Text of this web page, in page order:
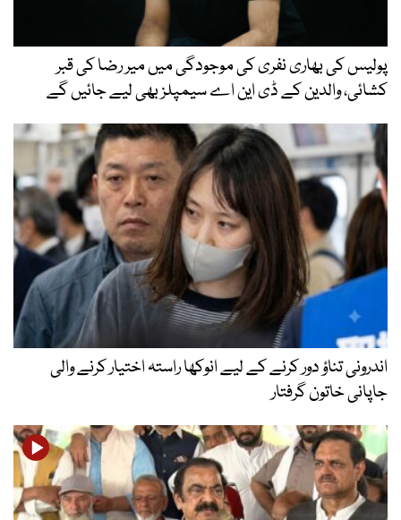
پولیس کی بھاری نفری کی موجودگی میں میر رضا کی قبر
کشائی، والدین کے ڈی این اے سیمپلز بھی لیے جائیں گے
اندرونی تناؤ دور کرنے کے لیے انوکھا راستہ اختیار کرنے والی
جاپانی خاتون گرفتار